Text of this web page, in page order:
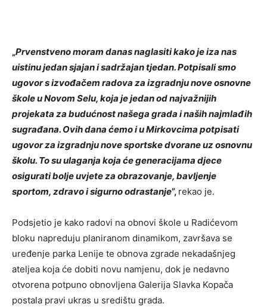
„Prvenstveno moram danas naglasiti kako je iza nas
uistinu jedan sjajan i sadržajan tjedan. Potpisali smo
ugovor s izvođačem radova za izgradnju nove osnovne
škole u Novom Selu, koja je jedan od najvažnijih
projekata za budućnost našega grada i naših najmlađih
sugrađana. Ovih dana ćemo i u Mirkovcima potpisati
ugovor za izgradnju nove sportske dvorane uz osnovnu
školu. To su ulaganja koja će generacijama djece
osigurati bolje uvjete za obrazovanje, bavljenje
sportom, zdravo i sigurno odrastanje”, rekao je.
Podsjetio je kako radovi na obnovi škole u Radićevom
bloku napreduju planiranom dinamikom, završava se
uređenje parka Lenije te obnova zgrade nekadašnjeg
ateljea koja će dobiti novu namjenu, dok je nedavno
otvorena potpuno obnovljena Galerija Slavka Kopača
postala pravi ukras u središtu grada.